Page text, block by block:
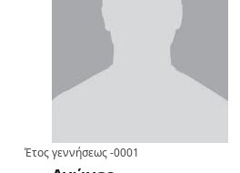
Έτος γεννήσεως-0001